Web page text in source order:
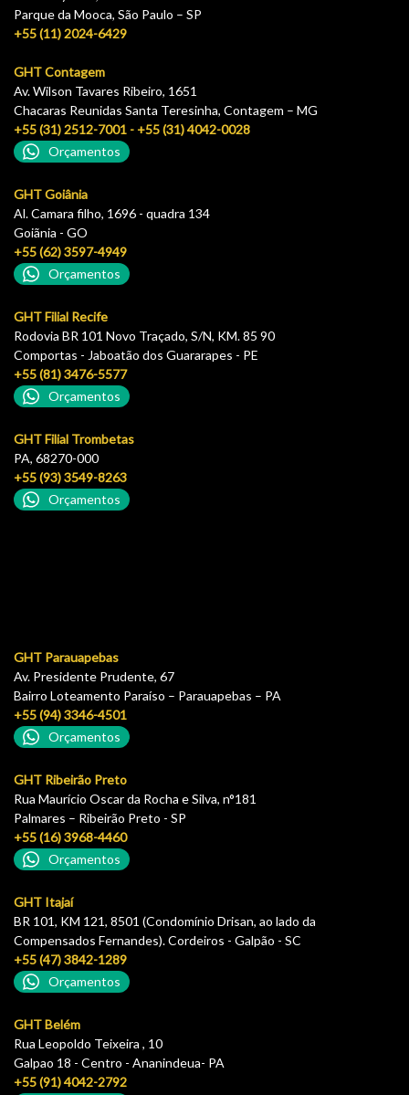
Parque da Mooca, São Paulo – SP
+55 (11) 2024-6429
GHT Contagem
Av. Wilson Tavares Ribeiro, 1651
Chacaras Reunidas Santa Teresinha, Contagem – MG
+55 (31) 2512-7001 - +55 (31) 4042-0028
Orçamentos
GHT Goiânia
Al. Camara filho, 1696 - quadra 134
Goiãnia - GO
+55 (62) 3597-4949
Orçamentos
GHT Filial Recife
Rodovia BR 101 Novo Traçado, S/N, KM. 85 90
Comportas - Jaboatão dos Guararapes - PE
+55 (81) 3476-5577
Orçamentos
GHT Filial Trombetas
PA, 68270-000
+55 (93) 3549-8263
Orçamentos
GHT Parauapebas
Av. Presidente Prudente, 67
Bairro Loteamento Paraíso – Parauapebas – PA
+55 (94) 3346-4501
Orçamentos
GHT Ribeirão Preto
Rua Maurício Oscar da Rocha e Silva, n°181
Palmares – Ribeirão Preto - SP
+55 (16) 3968-4460
Orçamentos
GHT Itajaí
BR 101, KM 121, 8501 (Condomínio Drisan, ao lado da
Compensados Fernandes). Cordeiros - Galpão - SC
+55 (47) 3842-1289
Orçamentos
GHT Belém
Rua Leopoldo Teixeira , 10
Galpao 18 - Centro - Ananindeua- PA
+55 (91) 4042-2792